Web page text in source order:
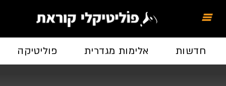
חדשות אלימות מגדרית פוליטיקה